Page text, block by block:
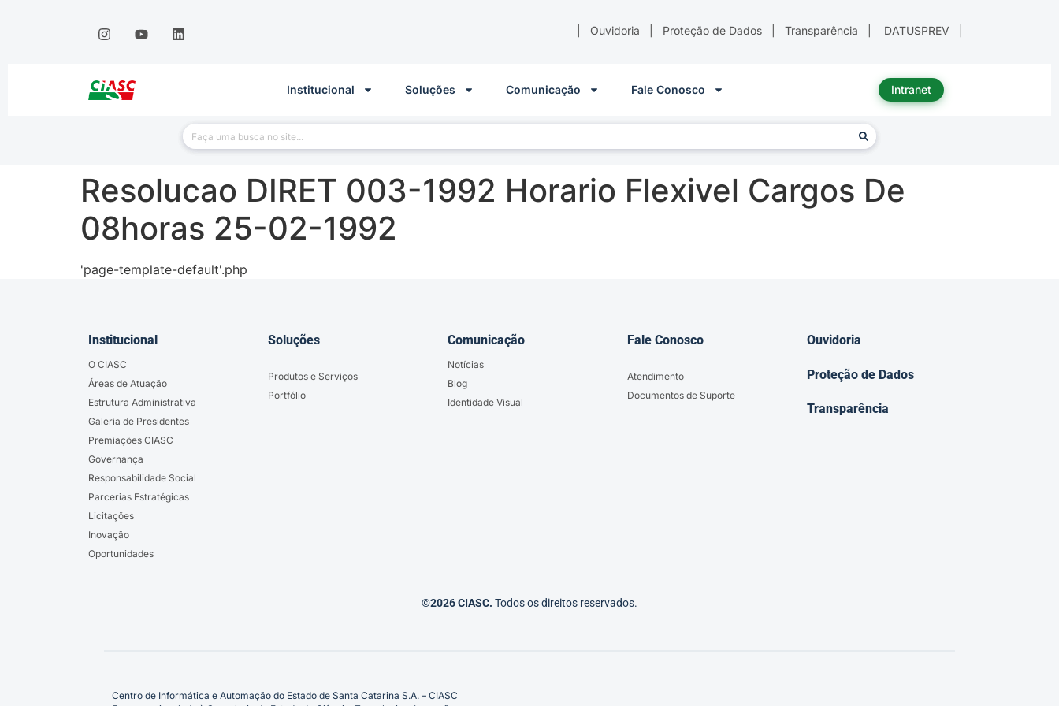
Ouvidoria Proteção de Dados Transparência DATUSPREV
Institucional Soluções Comunicação Fale Conosco Intranet
Resolucao DIRET 003-1992 Horario Flexivel Cargos De
08horas 25-02-1992
'page-template-default'.php
Institucional
O CIASC
Áreas de Atuação
Estrutura Administrativa
Galeria de Presidentes
Premiações CIASC
Governança
Responsabilidade Social
Parcerias Estratégicas
Licitações
Inovação
Oportunidades
Soluções
Produtos e Serviços
Portfólio
Comunicação
Notícias
Blog
Identidade Visual
Fale Conosco
Atendimento
Documentos de Suporte
Ouvidoria
Proteção de Dados
Transparência
©2026 CIASC. Todos os direitos reservados.
Centro de Informática e Automação do Estado de Santa Catarina S.A. – CIASC